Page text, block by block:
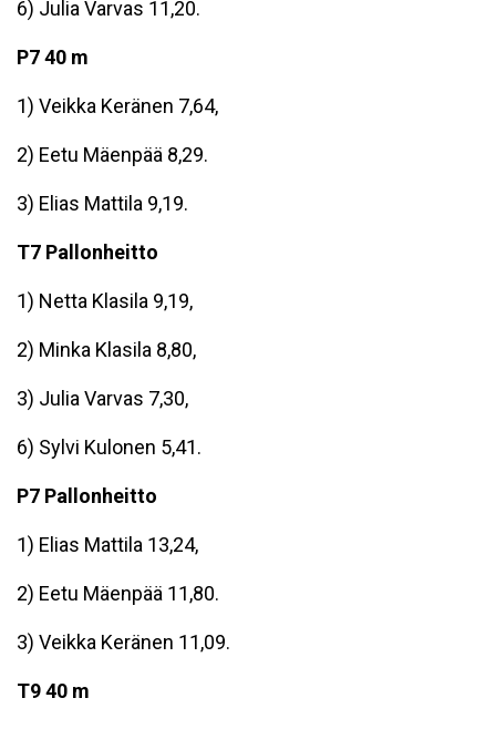
6) Julia Varvas 11,20.
P7 40 m
1) Veikka Keränen 7,64,
2) Eetu Mäenpää 8,29.
3) Elias Mattila 9,19.
T7 Pallonheitto
1) Netta Klasila 9,19,
2) Minka Klasila 8,80,
3) Julia Varvas 7,30,
6) Sylvi Kulonen 5,41.
P7 Pallonheitto
1) Elias Mattila 13,24,
2) Eetu Mäenpää 11,80.
3) Veikka Keränen 11,09.
T9 40 m